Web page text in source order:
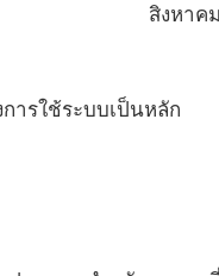
สิงหาคม
ารใช้ระบบเป็นหลัก